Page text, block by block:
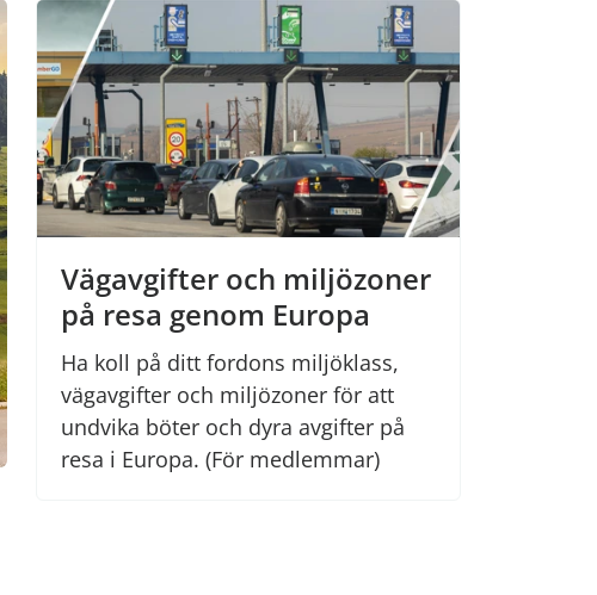
Vägavgifter och miljözoner
på resa genom Europa
Ha koll på ditt fordons miljöklass,
vägavgifter och miljözoner för att
undvika böter och dyra avgifter på
resa i Europa. (För medlemmar)